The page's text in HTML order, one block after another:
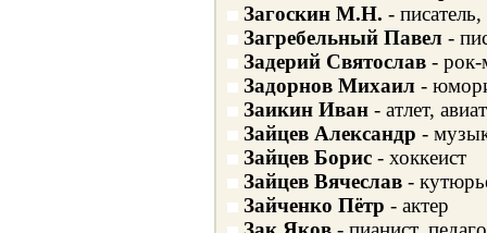
Загоскин М.Н. -
Загребельный Павел-
Задерий Святослав- рок-
Задорнов Михаил-
Заикин Иван- атлет,
Зайцев Александр -
Зайцев Борис- хоккеист
Зайцев Вячеслав-
Зайченко Пётр - актер